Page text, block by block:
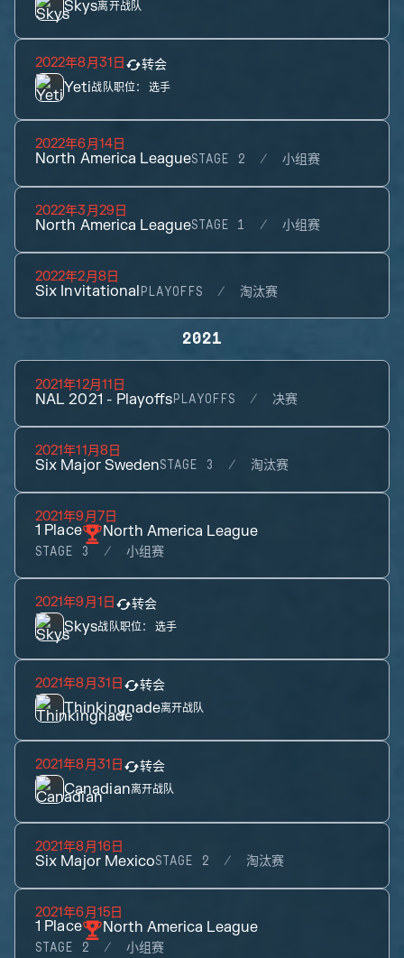
Skys离开战队
2022年8月31日 转会
Yeti战队职位： 选手
2022年6月14日
North America LeagueSTAGE 2 小组赛
2022年3月29日
North America LeagueSTAGE 1 小组赛
2022年2月8日
Six Invitational PLAYOFFS 淘汰赛
2021
2021年12月11日
NAL 2021 - PlayoffsPLAYOFFS 决赛
2021年11月8日
Six Major SwedenSTAGE 3 淘汰赛
2021年9月7日
1 Place North America League
STAGE 3 小组赛
2021年9月1日 转会
Skys战队职位： 选手
2021年8月31日 转会
Thinkingnade离开战队
2021年8月31日 转会
Canadian离开战队
2021年8月16日
Six Major MexicoSTAGE 2 淘汰赛
2021年6月15日
1 Place North America League
STAGE 2 小组赛